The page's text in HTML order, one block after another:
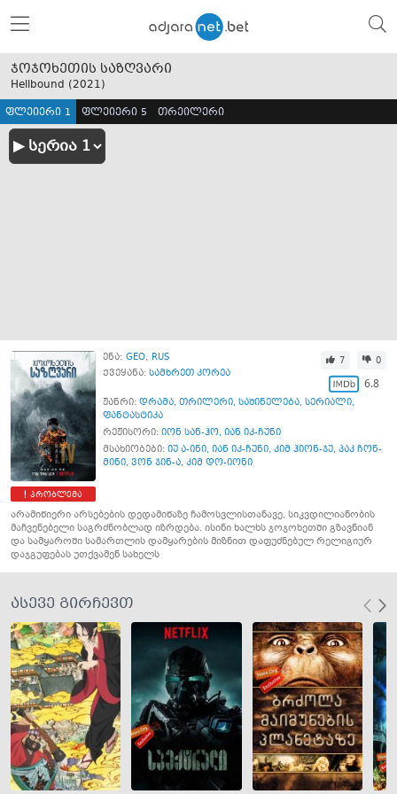
ჯოჯოხეთის საზღვარი
Hellbound (2021)
ფლეიერი 1 ფლეიერი 5 თრეილერი
პრობლემა
ენა: GEO RUS
ქვეყანა: სამხრეთ კორეა
7 0
6.8
ჟანრი: დრამა, თრილერი, საშინელება, სერიალი,
ფანტასტიკა
რეჟისორი: იონ სან-ჰო, იან იკ-ჩუნი
მსახიობები: იუ ა-ინი, იან იკ-ჩუნი, კიმ ჰიონ-ჯუ, პაკ ჩონ-
მინი, ვონ ჯინ-ა, კიმ დო-იონი
არამიწიერი არსებების დედამიწაზე ჩამოსვლისთანავე, სიკვდილიანობის
მაჩვენებელი საგრძნობლად იზრდება. ისინი ხალხს ჯოჯოხეთში გზავნიან
და სამყაროში სამართლის დამყარების მიზნით დაფუძნებულ რელიგიურ
დაჯგუფებას უთქვამენ სახელს
ასევე გირჩევთ